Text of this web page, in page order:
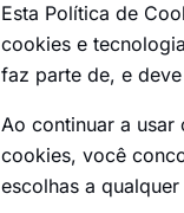
Esta Política de
cookies e
faz parte de, e
Ao continuar a usar
cookies, você
escolhas a